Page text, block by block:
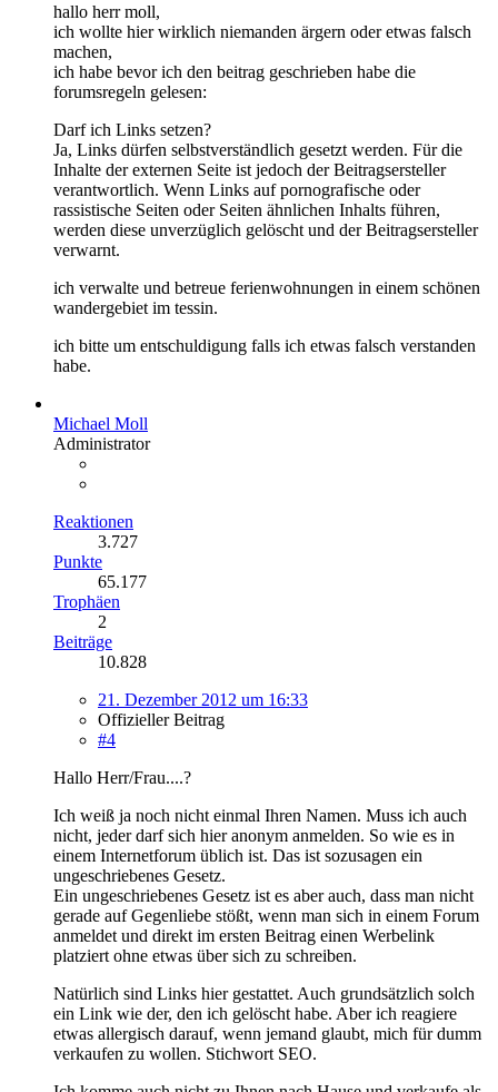
hallo herr moll,
ich wollte hier wirklich niemanden ärgern oder etwas falsch
machen,
ich habe bevor ich den beitrag geschrieben habe die
forumsregeln gelesen:
Darf ich Links setzen?
Ja, Links dürfen selbstverständlich gesetzt werden. Für die
Inhalte der externen Seite ist jedoch der Beitragsersteller
verantwortlich. Wenn Links auf pornografische oder
rassistische Seiten oder Seiten ähnlichen Inhalts führen,
werden diese unverzüglich gelöscht und der Beitragsersteller
verwarnt.
ich verwalte und betreue ferienwohnungen in einem schönen
wandergebiet im tessin.
ich bitte um entschuldigung falls ich etwas falsch verstanden
habe.
Michael Moll
Administrator
Reaktionen
3.727
Punkte
65.177
Trophäen
2
Beiträge
10.828
21. Dezember 2012 um 16:33
Offizieller Beitrag
#4
Hallo Herr/Frau....?
Ich weiß ja noch nicht einmal Ihren Namen. Muss ich auch
nicht, jeder darf sich hier anonym anmelden. So wie es in
einem Internetforum üblich ist. Das ist sozusagen ein
ungeschriebenes Gesetz.
Ein ungeschriebenes Gesetz ist es aber auch, dass man nicht
gerade auf Gegenliebe stößt, wenn man sich in einem Forum
anmeldet und direkt im ersten Beitrag einen Werbelink
platziert ohne etwas über sich zu schreiben.
Natürlich sind Links hier gestattet. Auch grundsätzlich solch
ein Link wie der, den ich gelöscht habe. Aber ich reagiere
etwas allergisch darauf, wenn jemand glaubt, mich für dumm
verkaufen zu wollen. Stichwort SEO.